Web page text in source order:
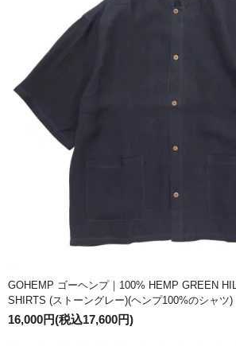
GOHEMP ゴーヘンプ｜100% HEMP GREEN
SHIRTS (ストーングレー)(ヘンプ100%のシャツ)
16,000円(税込17,600円)